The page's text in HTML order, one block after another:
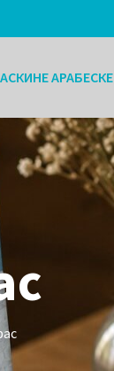
АСКИНЕ АРАБЕСКЕ